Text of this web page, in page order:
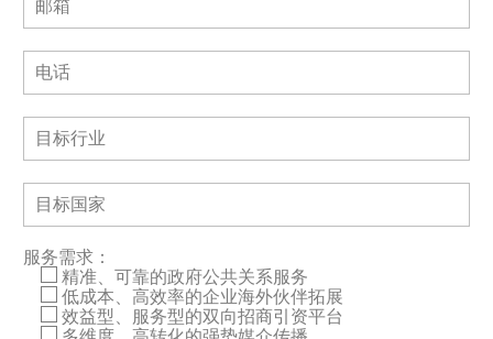
服务需求：
精准、可靠的政府公共关系服务
低成本、高效率的企业海外伙伴拓展
效益型、服务型的双向招商引资平台